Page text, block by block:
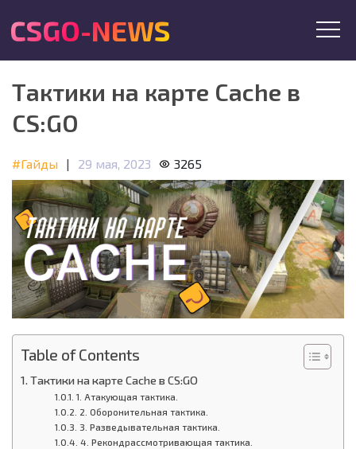
CSGO-NEWS
Тактики на карте Cache в
CS:GO
#Гайды | 29 мая, 2023 3265
Table of Contents
Тактики на карте Cache в CS:GO
1. Атакующая тактика.
2. Оборонительная тактика.
3. Разведывательная тактика.
4. Рекондрассмотривающая тактика.